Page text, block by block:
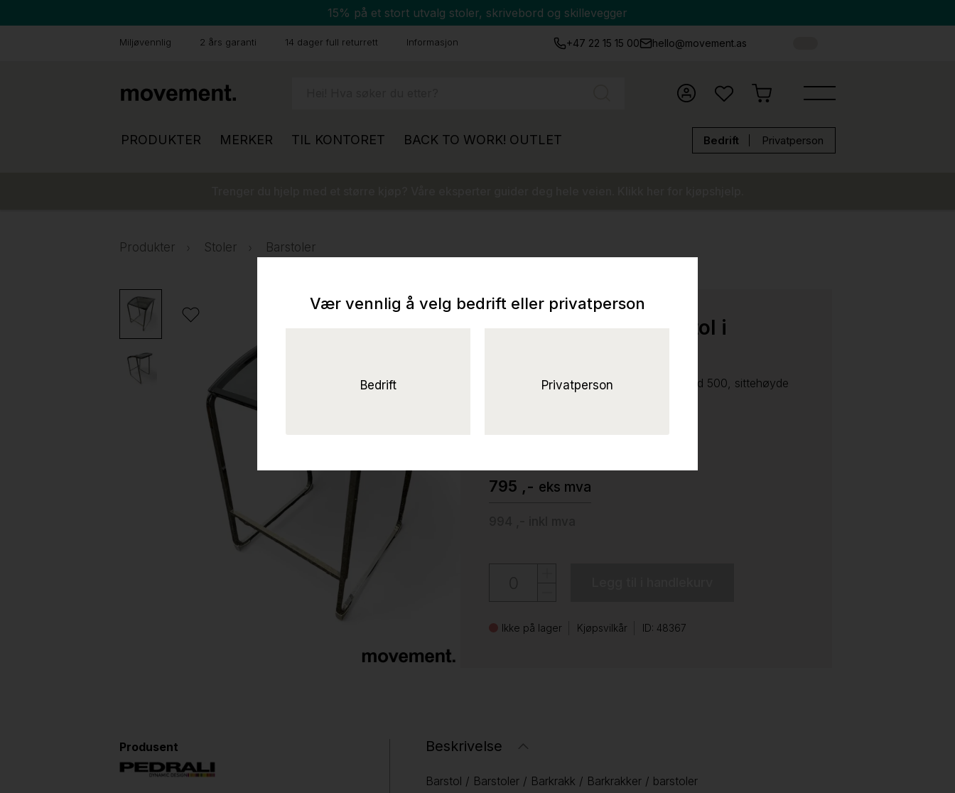
15% på et stort utvalg stoler, skrivebord og skillevegger
Miljøvennlig 2 års garanti 14 dager full returrett Informasjon +47 22 15 15 00 hello@movement.as
PRODUKTER MERKER TIL KONTORET BACK TO WORK! OUTLET Bedrift Privatperson
Produkter Stoler Barstoler
Solgt!Barkrakk / barstol i
sotet plast / krom fra Pedrali, modell Arod 500, sittehøyde
795 ,- eks mva
Ikke på lager Kjøpsvilkår ID: 48367
Produsent Beskrivelse
Barstol / Barstoler / Barkrakk / Barkrakker / barstoler
Vær vennlig å velg bedrift eller privatperson
Bedrift Privatperson